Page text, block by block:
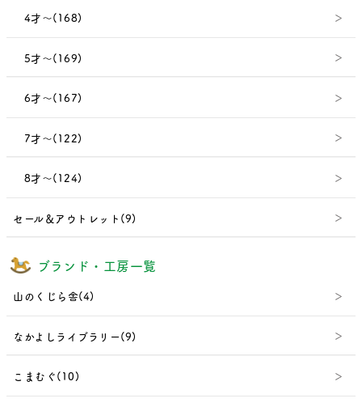
4才～(168)
5才～(169)
6才～(167)
7才～(122)
8才～(124)
セール＆アウトレット(9)
ブランド・工房一覧
山のくじら舎(4)
なかよしライブラリー(9)
こまむぐ(10)